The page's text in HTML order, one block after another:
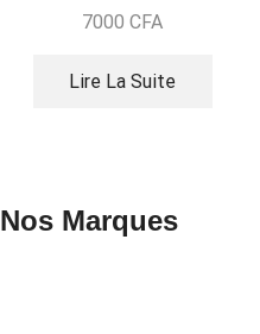
7000CFA
Lire La Suite
Nos Marques